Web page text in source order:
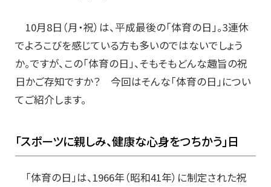
10月8日（月・祝）は、平成最後の「体育の日」。3連休
でよろこびを感じている方も多いのではないでしょう
か。ですが、この「体育の日」、そもそもどんな趣旨の祝
日かご存知ですか？ 今回はそんな「体育の日」につい
てご紹介します。
「スポーツに親しみ、健康な心身をつちかう」日
「体育の日」は、1966年（昭和41年）に制定された祝